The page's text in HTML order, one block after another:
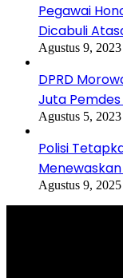
Pegawai
Dicabuli
Agustus 9, 2023
DPRD
Juta
Agustus 5, 2023
Polisi
Agustus 9, 2025